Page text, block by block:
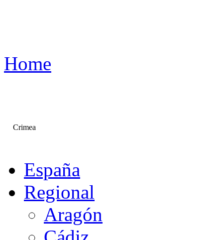
Home
Crimea
España
Regional
Aragón